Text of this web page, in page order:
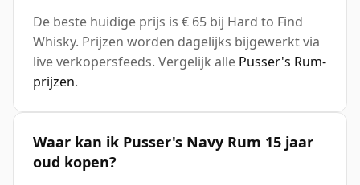
De beste huidige prijs is € 65 bij Hard to Find
Whisky. Prijzen worden dagelijks bijgewerkt via
live verkopersfeeds. Vergelijk alle Pusser's Rum-
prijzen.
Waar kan ik Pusser's Navy Rum 15 jaar
oud kopen?